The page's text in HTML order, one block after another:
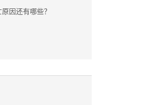
因还有哪些？